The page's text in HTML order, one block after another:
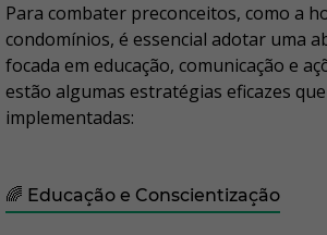
Para combater preconceitos, como a
condomínios, é essencial adotar uma
focada em educação, comunicação e
estão algumas estratégias eficazes
implementadas:
🌈 Educação e Conscientização